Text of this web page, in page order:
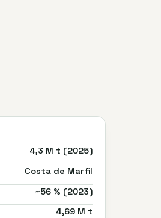
4,3 M t (2025)
Costa de Marfil
~56 % (2023)
4,69 M t